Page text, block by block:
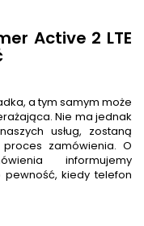
Active 2 LTE
a tym samym może
Nie ma jednak
usług, zostaną
zamówienia. O
informujemy
kiedy telefon